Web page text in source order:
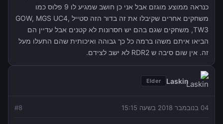
כנראה ממוצע מוגזם אבל אני כן חושב שמגיע לו 9 פלוס כמו
משחקים אחרים שקיבלו את זה בדור הזה סטייל GOW, MGS UC4,
TW3, משחקים שגם בהם יש חסרונות לא קטנים אבל עדיין הם
הביאו איתם משהו ברמה כל כך גבוהה ואיכותית שהם התעלו מעל
זה. אין שום סיבה ש RDR2 לא ישב לצידם.
Laskin
Elder
04 בנובמבר 2018 בשעה 15:15 #8